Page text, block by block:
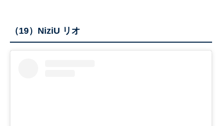
（19）NiziU リオ